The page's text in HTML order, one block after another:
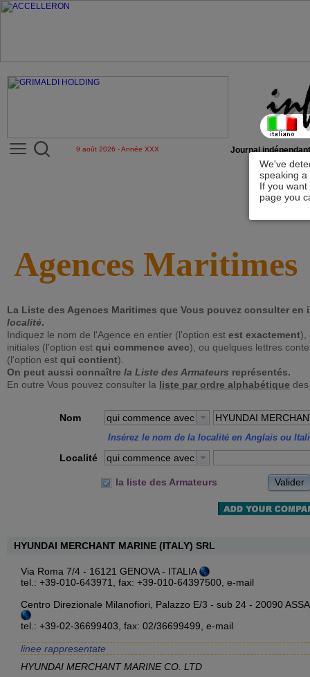
We've
speaking
If you
page you
9 août 2026 - Année XXX Journal
Agences Maritimes
La Liste des Agences Maritimes que Vous pouvez consulter
localité.
Indiquez le nom de l'Agence en entier (l'option est est exactement),
initiales (l'option est qui commence avec), ou quelques lettres
(l'option est qui contient).
On peut aussi connaître la Liste des Armateurs représentés.
En outre Vous pouvez consulter la liste par ordre alphabétique
Nom qui commence avec
Insérez le nom de la localité en Anglais ou
Localité qui commence avec
la liste des Armateurs Valider
HYUNDAI MERCHANT MARINE (ITALY) SRL
Via Roma 7/4 - 16121 GENOVA - ITALIA
tel.: +39-010-643971, fax: +39-010-64397500, e-mail
Centro Direzionale Milanofiori, Palazzo E/3 - sub 24 - 20090
tel.: +39-02-36699403, fax: 02/36699499, e-mail
linee rappresentate
HYUNDAI MERCHANT MARINE CO. LTD